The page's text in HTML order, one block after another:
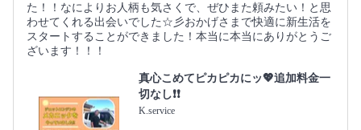
た！！なによりお人柄も気さくで、ぜひまた頼みたい！と思
わせてくれる出会いでした☆彡おかげさまで快適に新生活を
スタートすることができました！本当に本当にありがとうご
ざいます！！！
真心こめてピカピカにッ💖追加料金一
切なし❗️❗️
K.service